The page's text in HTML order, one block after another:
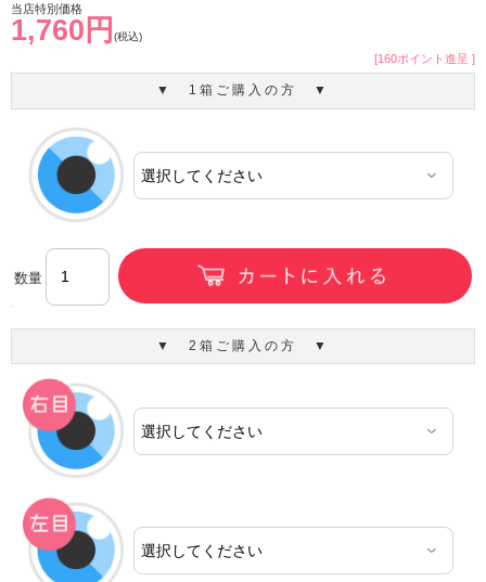
当店特別価格
1,760円 (税込)
[160ポイント進呈 ]
▼ 1箱ご購入の方 ▼
数量
▼ 2箱ご購入の方 ▼